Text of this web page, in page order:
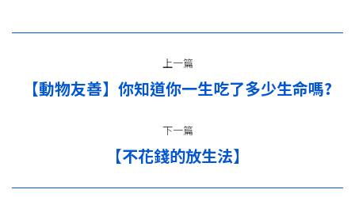
章
上一篇
上
篇：
【動物友善】你知道你一生吃了多少生命嗎?
下一篇
下
【不花錢的放生法】